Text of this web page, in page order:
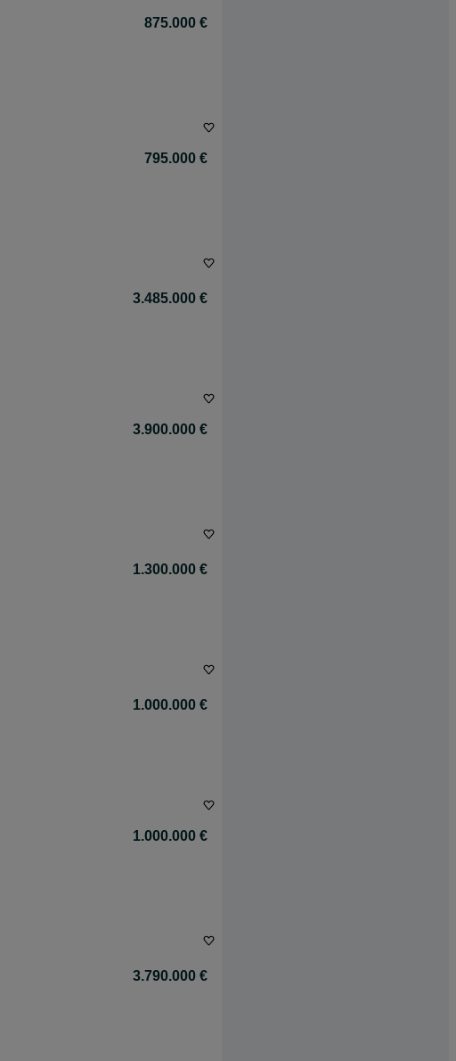
875.000 €
795.000 €
3.485.000 €
3.900.000 €
1.300.000 €
1.000.000 €
1.000.000 €
3.790.000 €